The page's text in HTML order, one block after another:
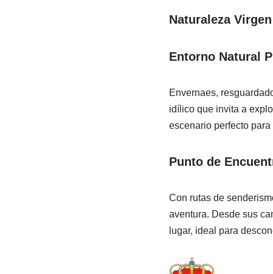
Naturaleza
Entorno Natural
Envernaes,
idílico que invita a
escenario perfecto
Punto de
Con rutas de
aventura. Desde sus
lugar, ideal para